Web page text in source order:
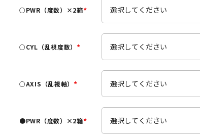
○PWR（度数）×2箱
○CYL（乱視度数）
)
○AXIS（乱視軸）
)
●PWR（度数）×2箱